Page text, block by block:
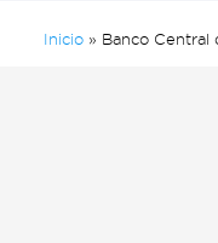
Inicio » Banco Central